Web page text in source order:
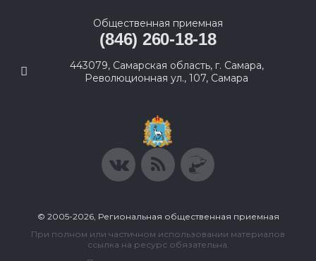
Общественная приемная
(846) 260-18-18
443079, Самарская область, г. Самара,
Революционная ул., 107, Самара
© 2005-2026, Региональная общественная приемная
При полном или частичном использовании материалов
ссылка на ресурс обязательна.